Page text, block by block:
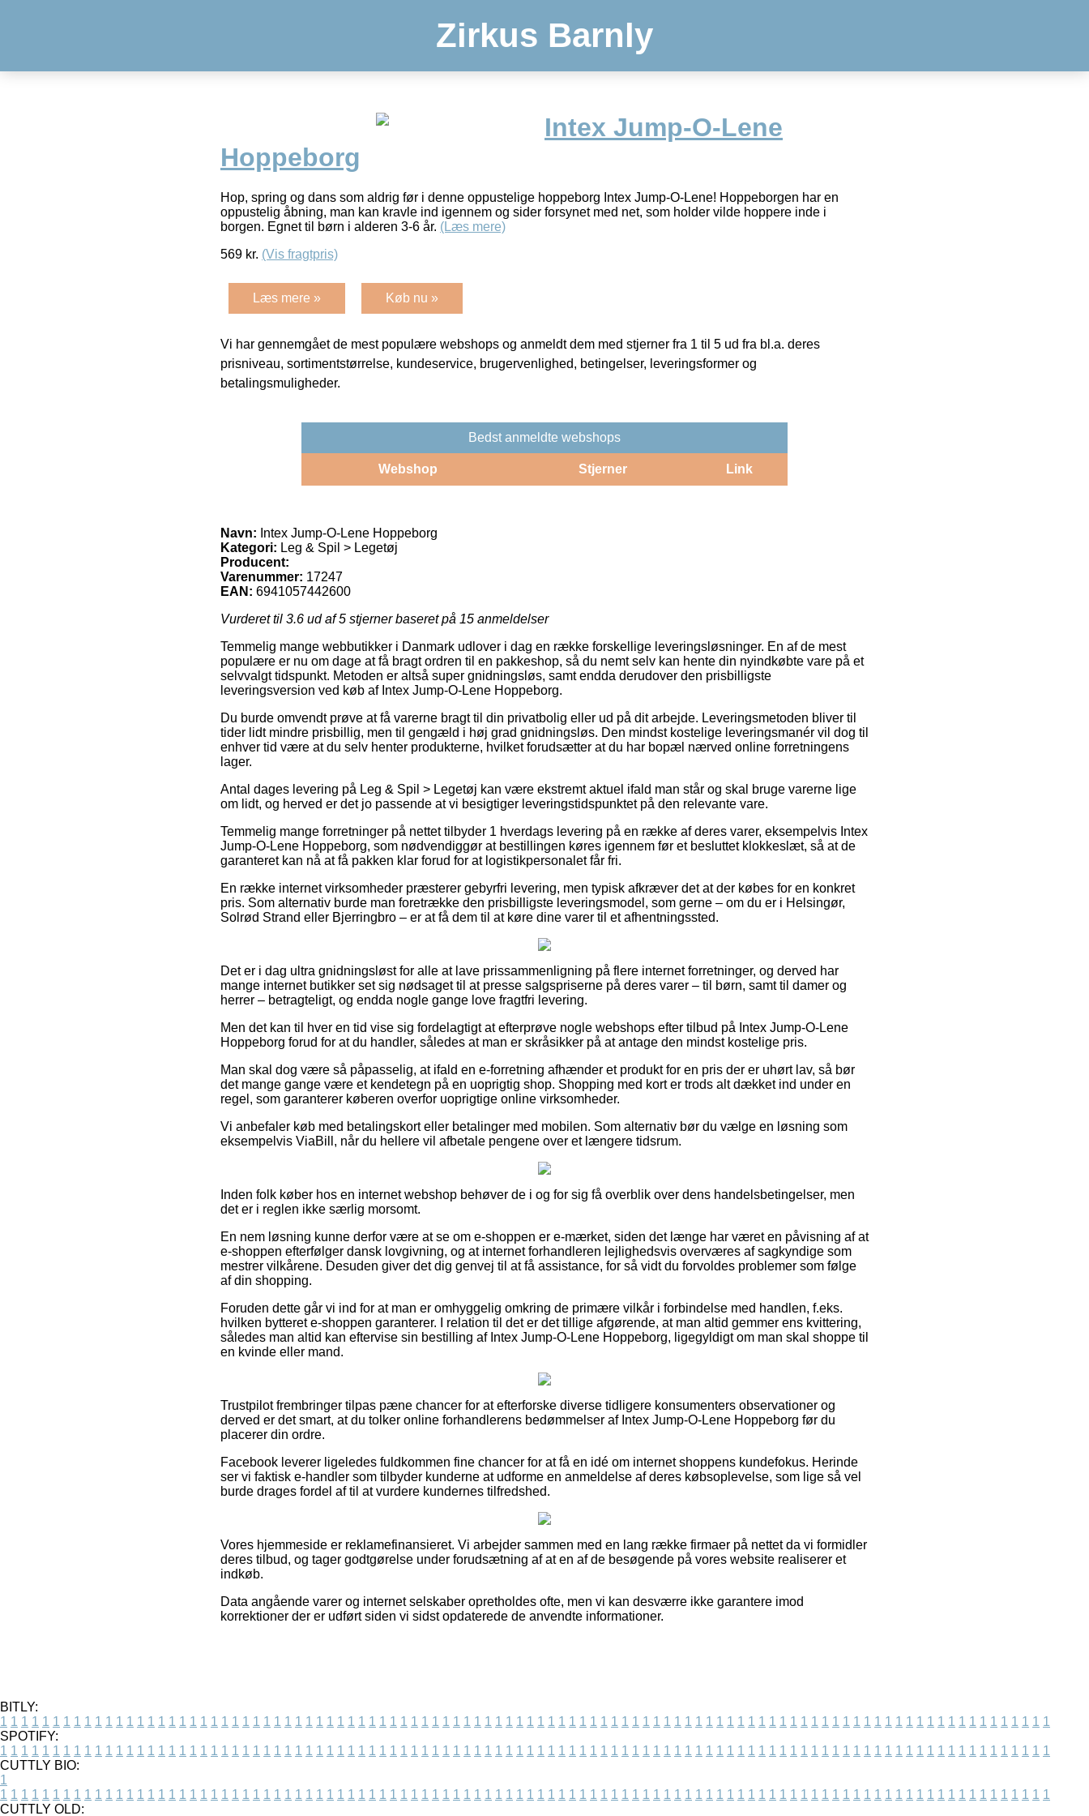
Zirkus Barnly
Intex Jump-O-Lene
Hoppeborg
Hop, spring og dans som aldrig før i denne oppustelige hoppeborg Intex Jump-O-Lene! Hoppeborgen har en
oppustelig åbning, man kan kravle ind igennem og sider forsynet med net, som holder vilde hoppere inde i
borgen. Egnet til børn i alderen 3-6 år. (Læs mere)
569 kr. (Vis fragtpris)
Læs mere » Køb nu »
Vi har gennemgået de mest populære webshops og anmeldt dem med stjerner fra 1 til 5 ud fra bl.a. deres
prisniveau, sortimentstørrelse, kundeservice, brugervenlighed, betingelser, leveringsformer og
betalingsmuligheder.
Bedst anmeldte webshops
Webshop Stjerner Link
Navn: Intex Jump-O-Lene Hoppeborg
Kategori: Leg & Spil > Legetøj
Producent:
Varenummer: 17247
EAN: 6941057442600
Vurderet til 3.6 ud af 5 stjerner baseret på 15 anmeldelser
Temmelig mange webbutikker i Danmark udlover i dag en række forskellige leveringsløsninger. En af de mest
populære er nu om dage at få bragt ordren til en pakkeshop, så du nemt selv kan hente din nyindkøbte vare på et
selvvalgt tidspunkt. Metoden er altså super gnidningsløs, samt endda derudover den prisbilligste
leveringsversion ved køb af Intex Jump-O-Lene Hoppeborg.
Du burde omvendt prøve at få varerne bragt til din privatbolig eller ud på dit arbejde. Leveringsmetoden bliver til
tider lidt mindre prisbillig, men til gengæld i høj grad gnidningsløs. Den mindst kostelige leveringsmanér vil dog til
enhver tid være at du selv henter produkterne, hvilket forudsætter at du har bopæl nærved online forretningens
lager.
Antal dages levering på Leg & Spil > Legetøj kan være ekstremt aktuel ifald man står og skal bruge varerne lige
om lidt, og herved er det jo passende at vi besigtiger leveringstidspunktet på den relevante vare.
Temmelig mange forretninger på nettet tilbyder 1 hverdags levering på en række af deres varer, eksempelvis Intex
Jump-O-Lene Hoppeborg, som nødvendiggør at bestillingen køres igennem før et besluttet klokkeslæt, så at de
garanteret kan nå at få pakken klar forud for at logistikpersonalet får fri.
En række internet virksomheder præsterer gebyrfri levering, men typisk afkræver det at der købes for en konkret
pris. Som alternativ burde man foretrække den prisbilligste leveringsmodel, som gerne – om du er i Helsingør,
Solrød Strand eller Bjerringbro – er at få dem til at køre dine varer til et afhentningssted.
Det er i dag ultra gnidningsløst for alle at lave prissammenligning på flere internet forretninger, og derved har
mange internet butikker set sig nødsaget til at presse salgspriserne på deres varer – til børn, samt til damer og
herrer – betragteligt, og endda nogle gange love fragtfri levering.
Men det kan til hver en tid vise sig fordelagtigt at efterprøve nogle webshops efter tilbud på Intex Jump-O-Lene
Hoppeborg forud for at du handler, således at man er skråsikker på at antage den mindst kostelige pris.
Man skal dog være så påpasselig, at ifald en e-forretning afhænder et produkt for en pris der er uhørt lav, så bør
det mange gange være et kendetegn på en uoprigtig shop. Shopping med kort er trods alt dækket ind under en
regel, som garanterer køberen overfor uoprigtige online virksomheder.
Vi anbefaler køb med betalingskort eller betalinger med mobilen. Som alternativ bør du vælge en løsning som
eksempelvis ViaBill, når du hellere vil afbetale pengene over et længere tidsrum.
Inden folk køber hos en internet webshop behøver de i og for sig få overblik over dens handelsbetingelser, men
det er i reglen ikke særlig morsomt.
En nem løsning kunne derfor være at se om e-shoppen er e-mærket, siden det længe har været en påvisning af at
e-shoppen efterfølger dansk lovgivning, og at internet forhandleren lejlighedsvis overværes af sagkyndige som
mestrer vilkårene. Desuden giver det dig genvej til at få assistance, for så vidt du forvoldes problemer som følge
af din shopping.
Foruden dette går vi ind for at man er omhyggelig omkring de primære vilkår i forbindelse med handlen, f.eks.
hvilken bytteret e-shoppen garanterer. I relation til det er det tillige afgørende, at man altid gemmer ens kvittering,
således man altid kan eftervise sin bestilling af Intex Jump-O-Lene Hoppeborg, ligegyldigt om man skal shoppe til
en kvinde eller mand.
Trustpilot frembringer tilpas pæne chancer for at efterforske diverse tidligere konsumenters observationer og
derved er det smart, at du tolker online forhandlerens bedømmelser af Intex Jump-O-Lene Hoppeborg før du
placerer din ordre.
Facebook leverer ligeledes fuldkommen fine chancer for at få en idé om internet shoppens kundefokus. Herinde
ser vi faktisk e-handler som tilbyder kunderne at udforme en anmeldelse af deres købsoplevelse, som lige så vel
burde drages fordel af til at vurdere kundernes tilfredshed.
Vores hjemmeside er reklamefinansieret. Vi arbejder sammen med en lang række firmaer på nettet da vi formidler
deres tilbud, og tager godtgørelse under forudsætning af at en af de besøgende på vores website realiserer et
indkøb.
Data angående varer og internet selskaber opretholdes ofte, men vi kan desværre ikke garantere imod
korrektioner der er udført siden vi sidst opdaterede de anvendte informationer.
BITLY:
1 1 1 1 1 1 1 1 1 1 1 1 1 1 1 1 1 1 1 1 1 1 1 1 1 1 1 1 1 1 1 1 1 1 1 1 1 1 1 1 1 1 1 1 1 1 1 1 1 1 1 1 1 1 1 1 1 1 1 1 1 1 1 1 1 1 1 1 1 1 1 1 1 1 1 1 1 1 1 1 1 1 1 1 1 1 1 1 1 1 1 1 1 1 1 1 1 1 1 1
SPOTIFY:
1 1 1 1 1 1 1 1 1 1 1 1 1 1 1 1 1 1 1 1 1 1 1 1 1 1 1 1 1 1 1 1 1 1 1 1 1 1 1 1 1 1 1 1 1 1 1 1 1 1 1 1 1 1 1 1 1 1 1 1 1 1 1 1 1 1 1 1 1 1 1 1 1 1 1 1 1 1 1 1 1 1 1 1 1 1 1 1 1 1 1 1 1 1 1 1 1 1 1 1
CUTTLY BIO:
1
1 1 1 1 1 1 1 1 1 1 1 1 1 1 1 1 1 1 1 1 1 1 1 1 1 1 1 1 1 1 1 1 1 1 1 1 1 1 1 1 1 1 1 1 1 1 1 1 1 1 1 1 1 1 1 1 1 1 1 1 1 1 1 1 1 1 1 1 1 1 1 1 1 1 1 1 1 1 1 1 1 1 1 1 1 1 1 1 1 1 1 1 1 1 1 1 1 1 1 1
CUTTLY OLD: